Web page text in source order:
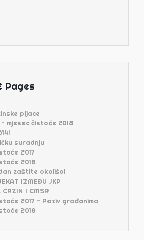
Pages
pijace
mjesec čistoće 2018
suradnju
2017
2018
zaštite okoliša!
IZMEĐU JKP
CAZIN I CMSR
2017 - Poziv građanima
2018